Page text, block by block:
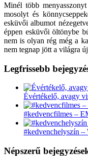
Minél több
mosolyt és
esküvői albumot
éppen esküvői öltönybe
nem is olyan rég még a
nem tegnap jött a világra
Legfrissebb
Évértékelő, avagy
#kedvencfilmes –
#kedvenchelyszín –
Népszerű